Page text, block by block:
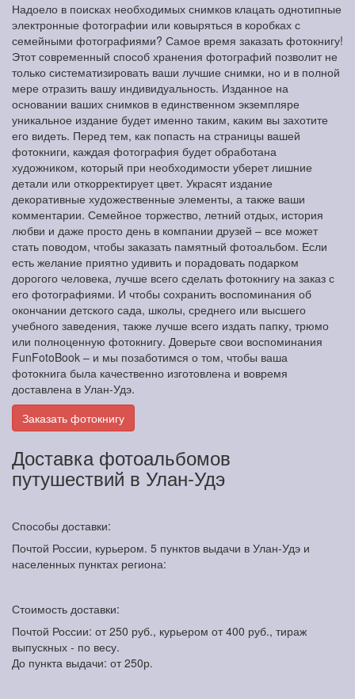
Надоело в поисках необходимых снимков клацать однотипные
электронные фотографии или ковыряться в коробках с
семейными фотографиями? Самое время заказать фотокнигу!
Этот современный способ хранения фотографий позволит не
только систематизировать ваши лучшие снимки, но и в полной
мере отразить вашу индивидуальность. Изданное на
основании ваших снимков в единственном экземпляре
уникальное издание будет именно таким, каким вы захотите
его видеть. Перед тем, как попасть на страницы вашей
фотокниги, каждая фотография будет обработана
художником, который при необходимости уберет лишние
детали или откорректирует цвет. Украсят издание
декоративные художественные элементы, а также ваши
комментарии. Семейное торжество, летний отдых, история
любви и даже просто день в компании друзей – все может
стать поводом, чтобы заказать памятный фотоальбом. Если
есть желание приятно удивить и порадовать подарком
дорогого человека, лучше всего сделать фотокнигу на заказ с
его фотографиями. И чтобы сохранить воспоминания об
окончании детского сада, школы, среднего или высшего
учебного заведения, также лучше всего издать папку, трюмо
или полноценную фотокнигу. Доверьте свои воспоминания
FunFotoBook – и мы позаботимся о том, чтобы ваша
фотокнига была качественно изготовлена и вовремя
доставлена в Улан-Удэ.
Заказать фотокнигу
Доставка фотоальбомов
путушествий в Улан-Удэ
Способы доставки:
Почтой России, курьером. 5 пунктов выдачи в Улан-Удэ и
населенных пунктах региона:
Стоимость доставки:
Почтой России: от 250 руб., курьером от 400 руб., тираж
выпускных - по весу.
До пункта выдачи: от 250р.